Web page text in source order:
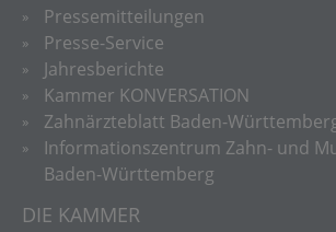
Pressemitteilungen
Presse-Service
Jahresberichte
Kammer KONVERSATION
Zahnärzteblatt Baden-
Informationszentrum Zahn- und
Baden-Württemberg
DIE KAMMER